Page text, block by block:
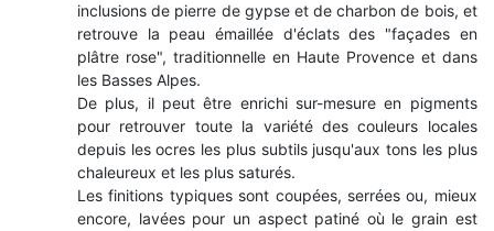
inclusions de pierre de gypse et de charbon de bois, et
retrouve la peau émaillée d'éclats des "façades en
plâtre rose", traditionnelle en Haute Provence et dans
les Basses Alpes.
De plus, il peut être enrichi sur-mesure en pigments
pour retrouver toute la variété des couleurs locales
depuis les ocres les plus subtils jusqu'aux tons les plus
chaleureux et les plus saturés.
Les finitions typiques sont coupées, serrées ou, mieux
encore, lavées pour un aspect patiné où le grain est